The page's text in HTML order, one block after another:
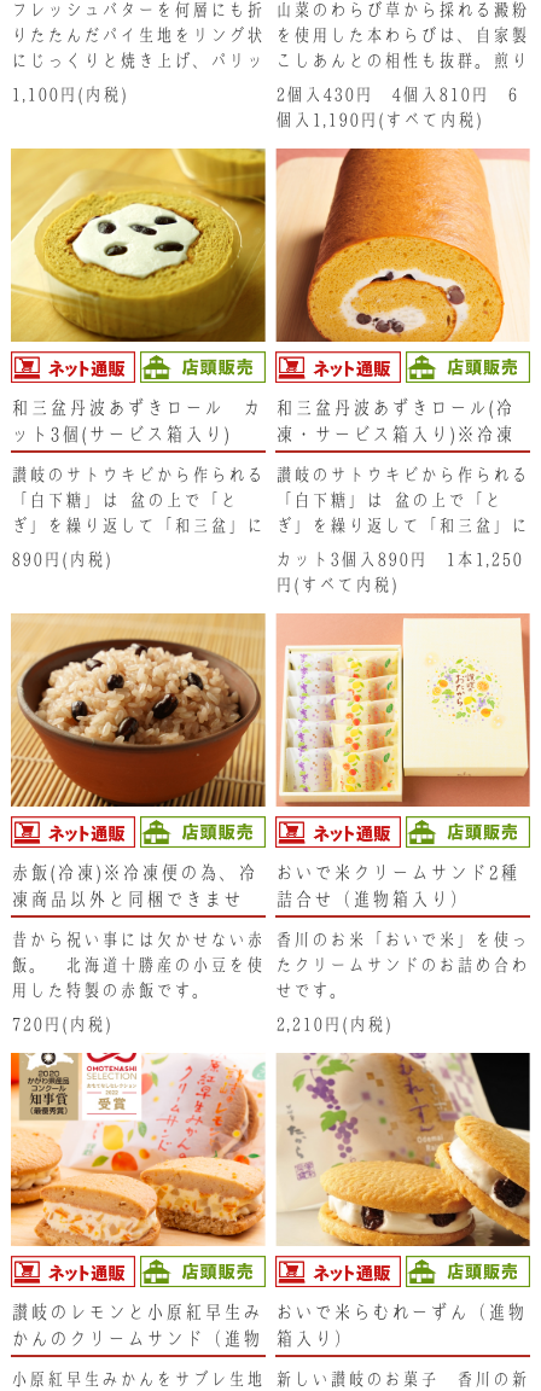
フレッシュバターを何層にも折
りたたんだパイ生地をリング状
にじっくりと焼き上げ、パリッ
としたキャラメリゼを上掛けし
サトウキビのコク味のあるキャ
ラメリゼが相まって、パイ好み
の方にも納得の味わい仕上がっ
ています。
1,100円(内税)
となります。ご了承くださ
い。
山菜のわらび草から採れる澱粉
を使用した本わらびは、自家製
こしあんとの相性も抜群。煎り
立てきな粉の香ばしさと、わら
び本来の独特の食感をご賞味く
2個入430円 4個入810円 6
個入1,190円(すべて内税)
和三盆丹波あずきロール カ
ット3個(サービス箱入り)
讃岐のサトウキビから作られる
「白下糖」は､盆の上で「と
ぎ」を繰り返して「和三盆」に
仕上がります。そのサトウキビ
わりと焼き上げ、丹波大納言の
鹿の子豆入りの生クリームをた
っぷりと巻いています。シンプ
ルなだけに素材の味わいやハー
モニーが十分にお楽しみいただ
けます。サトウキビの素朴で優
しい「コク」をどうぞご堪能く
ださい。
890円(内税)
和三盆丹波あずきロール(冷
凍・サービス箱入り)※冷凍
できません。
讃岐のサトウキビから作られる
「白下糖」は､盆の上で「と
ぎ」を繰り返して「和三盆」に
仕上がります。そのサトウキビ
の蜜をたっぷり含んだ「白下
わりと焼き上げ、丹波大納言の
鹿の子豆入りの生クリームをた
っぷりと巻いています。シンプ
ルなだけに素材の味わいやハー
モニーが十分にお楽しみいただ
けます。サトウキビの素朴で優
しい「コク」をどうぞご堪能く
ださい。
カット3個入890円 1本1,250
円(すべて内税)
赤飯(冷凍)※冷凍便の為、冷
凍商品以外と同梱できませ
昔から祝い事には欠かせない赤
飯。 北海道十勝産の小豆を使
用した特製の赤飯です。
720円(内税)
おいで米クリームサンド2種
詰合せ（進物箱入り）
香川のお米「おいで米」を使っ
たクリームサンドのお詰め合わ
せです。
2,210円(内税)
讃岐のレモンと小原紅早生み
かんのクリームサンド（進物
小原紅早生みかんをサブレ生地
おいで米らむれーずん（進物
箱入り）
新しい讃岐のお菓子 香川の新